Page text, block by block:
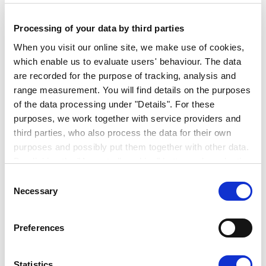
Processing of your data by third parties
When you visit our online site, we make use of cookies,
which enable us to evaluate users' behaviour. The data
are recorded for the purpose of tracking, analysis and
range measurement. You will find details on the purposes
of the data processing under "Details". For these
purposes, we work together with service providers and
third parties, who also process the data for their own
purposes and possibly put them together with other data.
By clicking the "Accept all cookies" button or by selecting
consent to the processing of your data for the purposes
in question. It is voluntary, is not necessary in order to
make use of the online site and can be revoked for the
future by clicking the "Revoke consent" button. You will
declaration
Selection
Necessary
Preferences
Guter Realschulabschluss und Interesse an
wirtschaftlichen Zusammenhängen
Freude am Umgang mit Zahlen, Daten und
analytischen Fragestellungen
Engagement, Teamfähigkeit und eine
strukturierte Arbeitsweise
Gute Deutsch- und Englischkenntnisse in
Wort und Schrift
Worauf Du Dich freuen